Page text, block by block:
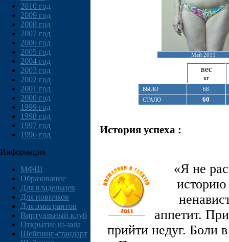
2010 год
2009 год
2008 год
2007 год
2006 год
2005 год
2004 год
2003 год
2002 год
2001 год
2000 год
1999 год
1998 год
1997 год
1996 год
Информация
МФШ
Образование
Для владельцев
Для новичков
Для эмигрантов
Виртуальный клуб
Открытие ш-зала
Шейпинг-стандарт
Май 2011
вес
кг
БЫЛО
68
СТАЛО
60
История успеха :
«Я не
историю
аппетит.
прийти недуг. Боли